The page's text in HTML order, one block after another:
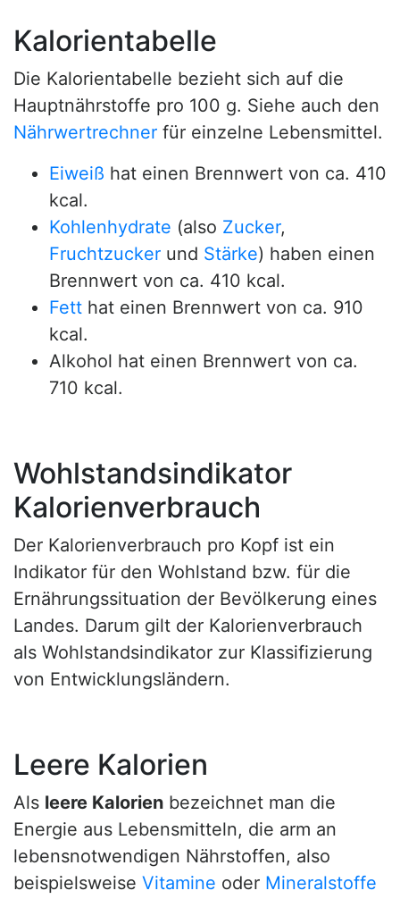
Kalorientabelle
Die Kalorientabelle bezieht sich auf die
Hauptnährstoffe pro 100 g. Siehe auch den
Nährwertrechner für einzelne Lebensmittel.
Eiweiß hat einen Brennwert von ca. 410
kcal.
Kohlenhydrate (also Zucker,
Fruchtzucker und Stärke) haben einen
Brennwert von ca. 410 kcal.
Fett hat einen Brennwert von ca. 910
kcal.
Alkohol hat einen Brennwert von ca.
710 kcal.
Wohlstandsindikator
Kalorienverbrauch
Der Kalorienverbrauch pro Kopf ist ein
Indikator für den Wohlstand bzw. für die
Ernährungssituation der Bevölkerung eines
Landes. Darum gilt der Kalorienverbrauch
als Wohlstandsindikator zur Klassifizierung
von Entwicklungsländern.
Leere Kalorien
Als leere Kalorien bezeichnet man die
Energie aus Lebensmitteln, die arm an
lebensnotwendigen Nährstoffen, also
beispielsweise Vitamine oder Mineralstoffe